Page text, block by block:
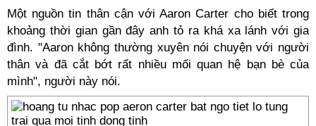
Một nguồn tin thân cận với Aaron Carter cho biết trong
khoảng thời gian gần đây anh tỏ ra khá xa lánh với gia
đình. "Aaron không thường xuyên nói chuyện với người
thân và đã cắt bớt rất nhiều mối quan hệ bạn bè của
mình", người này nói.